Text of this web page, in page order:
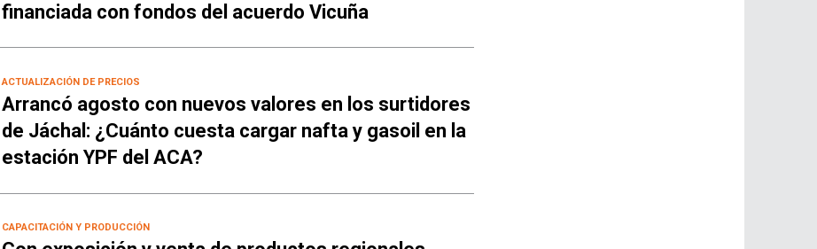
financiada con fondos del acuerdo Vicuña
ACTUALIZACIÓN DE PRECIOS
Arrancó agosto con nuevos valores en los surtidores
de Jáchal: ¿Cuánto cuesta cargar nafta y gasoil en la
estación YPF del ACA?
CAPACITACIÓN Y PRODUCCIÓN